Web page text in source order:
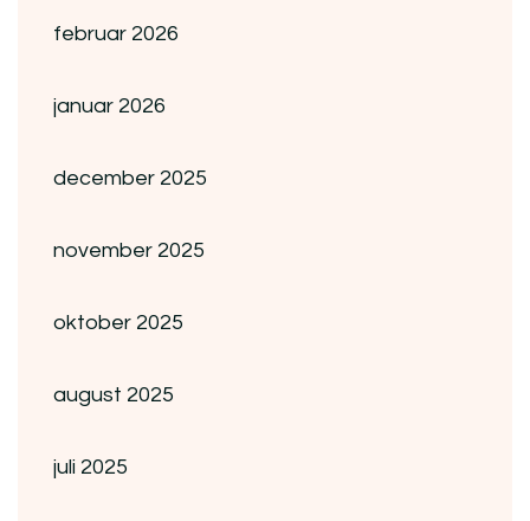
februar 2026
januar 2026
december 2025
november 2025
oktober 2025
august 2025
juli 2025